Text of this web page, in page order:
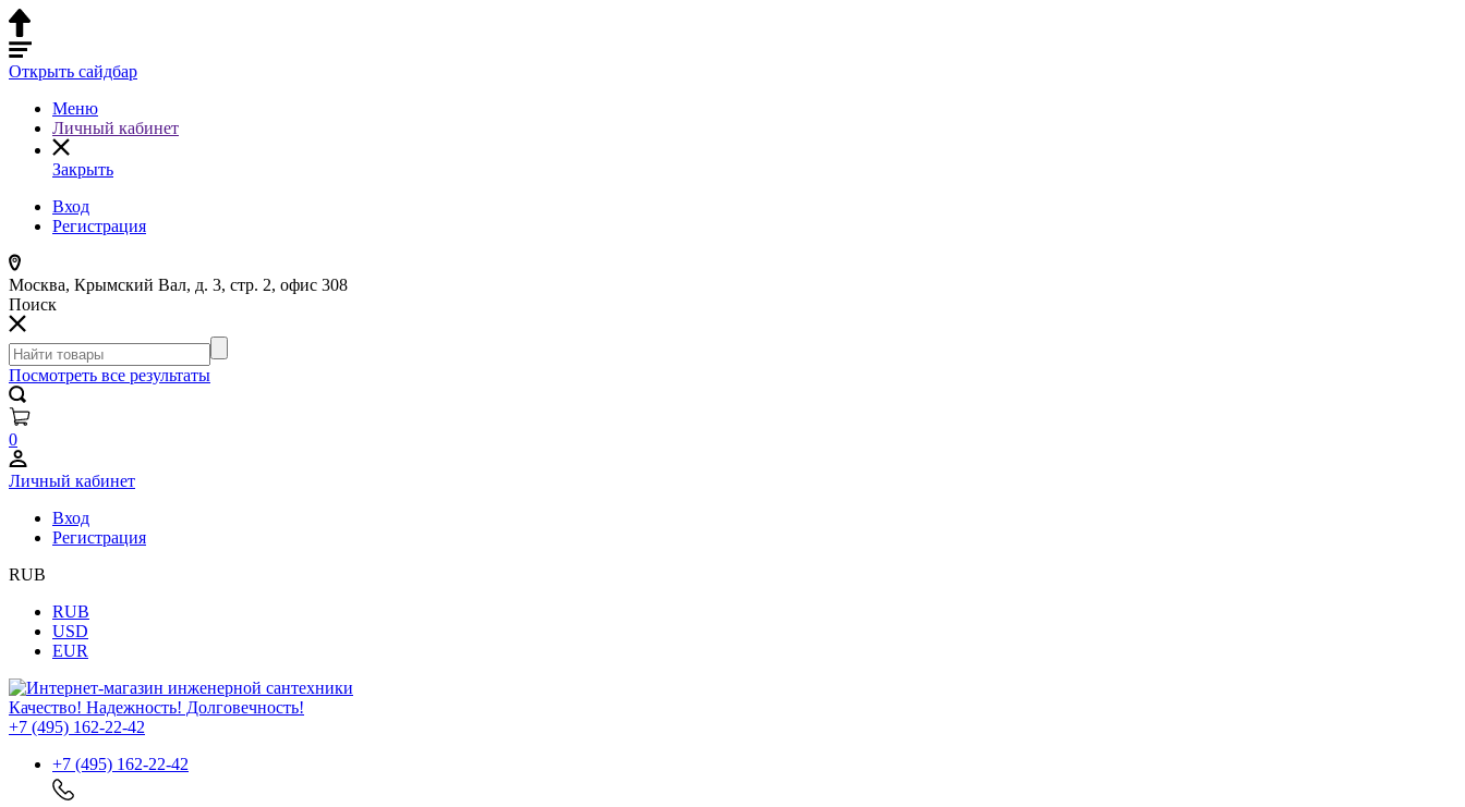
Открыть сайдбар
Меню
Личный кабинет
Закрыть
Вход
Регистрация
Москва, Крымский Вал, д. 3, стр. 2, офис 308
Поиск
Посмотреть все результаты
0
Личный кабинет
Вход
Регистрация
RUB
RUB
USD
EUR
Качество! Надежность! Долговечность!
+7 (495) 162-22-42
+7 (495) 162-22-42